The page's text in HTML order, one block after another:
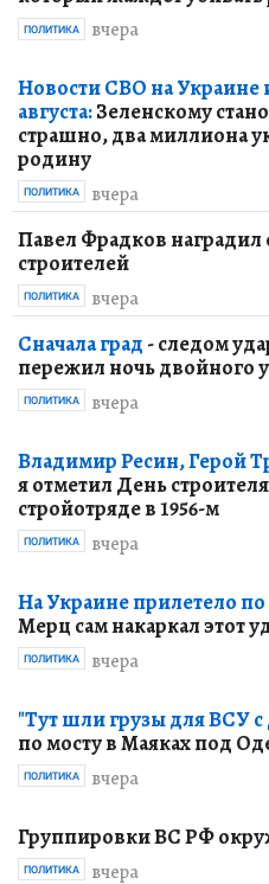
вчера
ПОЛИТИКА
Новости СВО на Украине
августа:Зеленскому
страшно, два миллиона
родину
вчера
ПОЛИТИКА
Павел Фрадков
строителей
вчера
ПОЛИТИКА
Сначала град - следом
пережил ночь двойного
вчера
ПОЛИТИКА
Владимир Ресин, Герой
я отметил День
стройотряде в 1956-м
вчера
ПОЛИТИКА
На Украине прилетело
Мерц сам накаркал этот
вчера
ПОЛИТИКА
"Тут шли грузы для ВСУ с
по мосту в Маяках под
вчера
ПОЛИТИКА
Группировки ВС РФ
вчера
ПОЛИТИКА